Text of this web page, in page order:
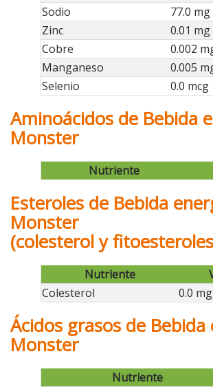
Sodio
77.0 mg
Zinc
0.01 mg
Cobre
0.002
Manganeso
0.005
Selenio
0.0 mcg
Aminoácidos de Bebida
Monster
Nutriente
Esteroles de Bebida
Monster
(colesterol y
Nutriente
Colesterol
0.0 mg
Ácidos grasos de
Monster
Nutriente